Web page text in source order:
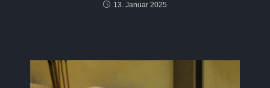
13. Januar 2025